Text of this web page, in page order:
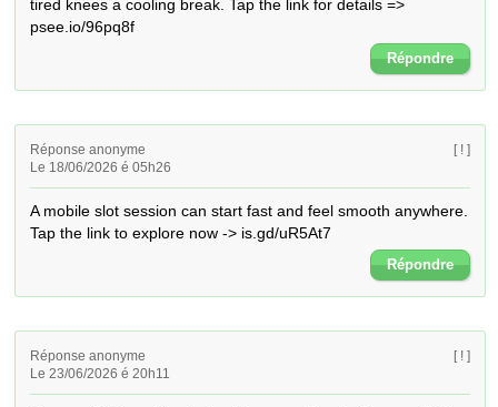
tired knees a cooling break. Tap the link for details =>
psee.io/96pq8f
Répondre
Réponse anonyme
Le 18/06/2026 é 05h26
[ ! ]
A mobile slot session can start fast and feel smooth anywhere.
Tap the link to explore now -> is.gd/uR5At7
Répondre
Réponse anonyme
Le 23/06/2026 é 20h11
[ ! ]